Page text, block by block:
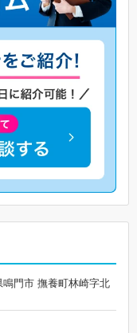
門市 撫養町林崎字北